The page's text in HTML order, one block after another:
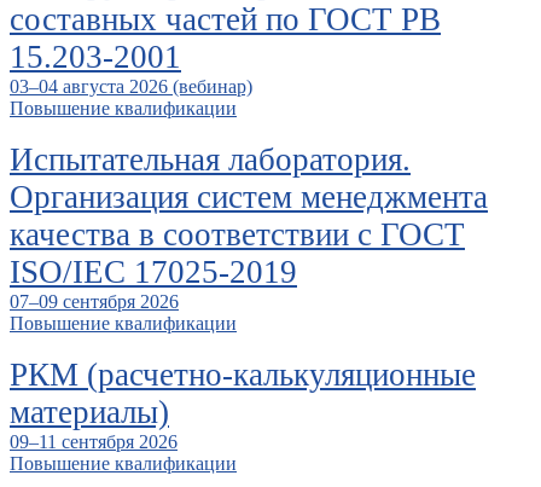
составных частей по ГОСТ РВ
15.203-2001
03–04 августа 2026 (вебинар)
Повышение квалификации
Испытательная лаборатория.
Организация систем менеджмента
качества в соответствии с ГОСТ
ISO/IEC 17025-2019
07–09 сентября 2026
Повышение квалификации
РКМ (расчетно-калькуляционные
материалы)
09–11 сентября 2026
Повышение квалификации